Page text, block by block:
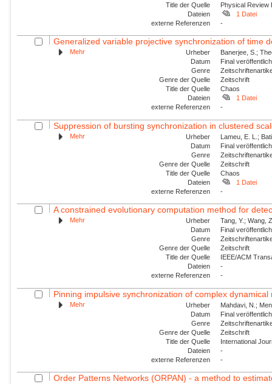
Title der Quelle
Physical Review
Dateien
1 Datei
externe Referenzen
-
Generalized variable projective synchronization of time
Mehr Urheber
Banerjee, S.;
Datum
Final
Genre
Genre der Quelle
Zeitschrift
Title der Quelle
Chaos
Dateien
1 Datei
externe Referenzen
-
Suppression of bursting synchronization in clustered
Mehr Urheber
Lameu, E. L.;
Datum
Final
Genre
Genre der Quelle
Zeitschrift
Title der Quelle
Chaos
Dateien
1 Datei
externe Referenzen
-
A constrained evolutionary computation method for
Mehr Urheber
Tang, Y.; Wang,
Datum
Final
Genre
Genre der Quelle
Zeitschrift
Title der Quelle
IEEE/ACM
Dateien
-
externe Referenzen
-
Pinning impulsive synchronization of complex dynamical
Mehr Urheber
Mahdavi, N.;
Datum
Final
Genre
Genre der Quelle
Zeitschrift
Title der Quelle
International
Dateien
-
externe Referenzen
-
Order Patterns Networks (ORPAN) - a method to